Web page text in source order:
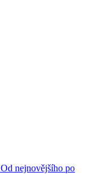
Od nejnovějšího po